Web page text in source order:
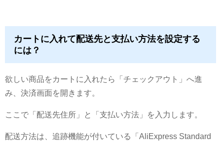
カートに入れて配送先と支払い方法を設定する
には？
欲しい商品をカートに入れたら「チェックアウト」へ進
み、決済画面を開きます。
ここで「配送先住所」と「支払い方法」を入力します。
配送方法は、追跡機能が付いている「AliExpress Standard